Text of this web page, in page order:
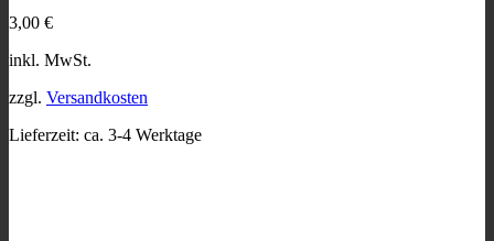
Die
können
der
Produktseite
gewählt
3,00 €
inkl. MwSt.
zzgl. Versandkosten
Lieferzeit: ca. 3-4 Werktage